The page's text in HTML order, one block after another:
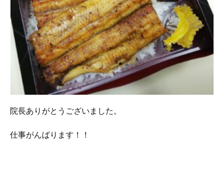
院長ありがとうございました。
仕事がんばります！！